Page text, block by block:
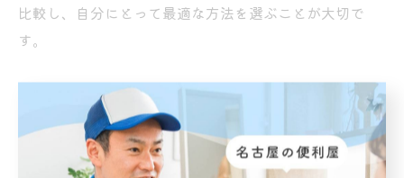
比較し、自分にとって最適な方法を選ぶことが大切で
す。
口コミが教える粗大ゴミ持ち込みと不用品回収の違い
東海市の口コミからは、粗大ゴミ持ち込みと不用品回収
の違いも明確に浮かび上がります。「持ち込みは費用が